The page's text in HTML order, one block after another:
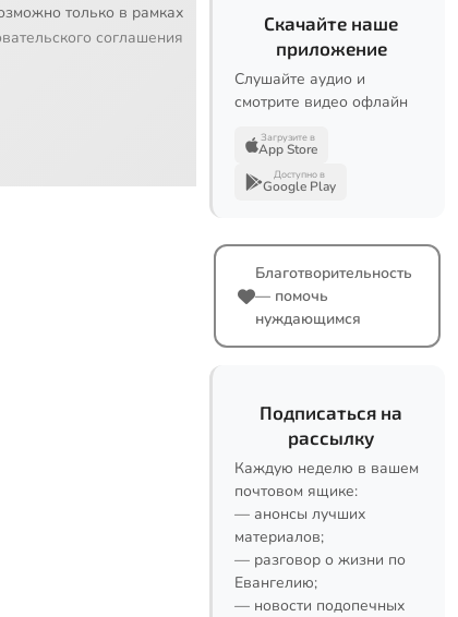
только в рамках
соглашения
Скачайте наше
приложение
Слушайте аудио и
смотрите видео офлайн
Загрузите в
App Store
Доступно в
Google Play
Благотворительность
— помочь
нуждающимся
Подписаться на
рассылку
Каждую неделю в вашем
почтовом ящике:
— анонсы лучших
материалов;
— разговор о жизни по
Евангелию;
— новости подопечных